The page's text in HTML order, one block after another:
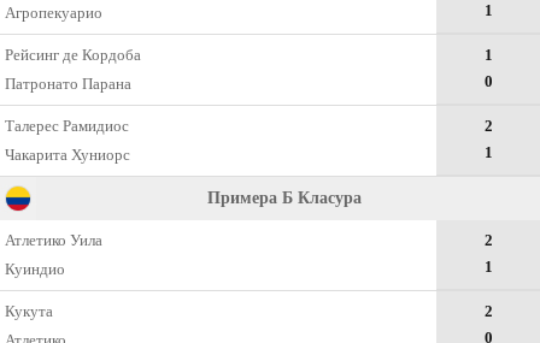
Агропекуарио
1
Рейсинг де Кордоба
Патронато Парана
1
0
Талерес Рамидиос
Чакарита Хуниорс
2
1
Примера Б Класура
Атлетико Уила
Куиндио
2
1
Кукута
2
0